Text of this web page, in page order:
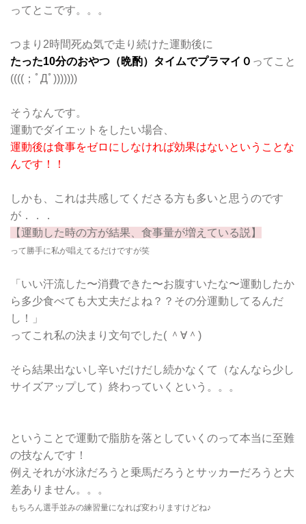
ってとこです。。。
つまり2時間死ぬ気で走り続けた運動後に
たった10分のおやつ（晩酌）タイムでプラマイ０ ってこと
((((；ﾟДﾟ)))))))
そうなんです。
運動でダイエットをしたい場合、
運動後は食事をゼロにしなければ効果はないということな
んです！！
しかも、これは共感してくださる方も多いと思うのです
が．．．
【運動した時の方が結果、食事量が増えている説】
って勝手に私が唱えてるだけですが笑
「いい汗流した〜消費できた〜お腹すいたな〜運動したか
ら多少食べても大丈夫だよね？？その分運動してるんだ
し！」
ってこれ私の決まり文句でした( ＾∀＾)
そら結果出ないし辛いだけだし続かなくて（なんなら少し
サイズアップして）終わっていくという。。。
ということで運動で脂肪を落としていくのって本当に至難
の技なんです！
例えそれが水泳だろうと乗馬だろうとサッカーだろうと大
差ありません。。。
もちろん選手並みの練習量になれば変わりますけどね♪